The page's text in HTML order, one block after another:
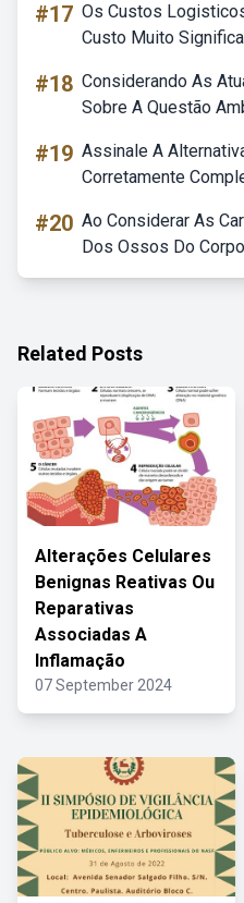
#17 Os Custos
Custo Muito
#18 Considerando As
Sobre A Questão
#19 Assinale A
Corretamente
#20 Ao Considerar As
Dos Ossos Do
Related Posts
Alterações Celulares
Benignas Reativas Ou
Reparativas
Associadas A
Inflamação
07 September 2024